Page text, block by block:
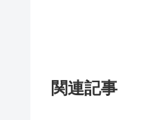
関連記事